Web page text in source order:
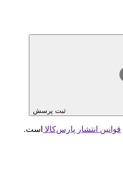
ثبت پرسش
قوانین انتشار پارس‌کالا است.